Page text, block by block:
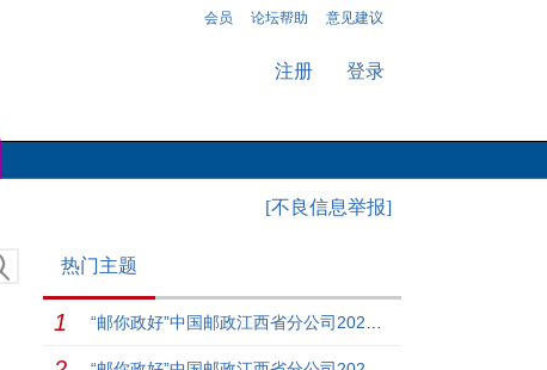
会员 论坛帮助 意见建议
注册 登录
[不良信息举报]
热门主题